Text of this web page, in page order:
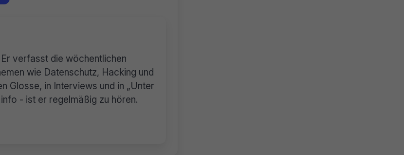
verfasst die wöchentlichen
wie Datenschutz, Hacking und
Glosse, in Interviews und in „Unter
- ist er regelmäßig zu hören.